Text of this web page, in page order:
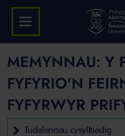
MEMYNNAU: Y
FYFYRIO'N
FYFYRWYR
Tudalennau cysylltiedig